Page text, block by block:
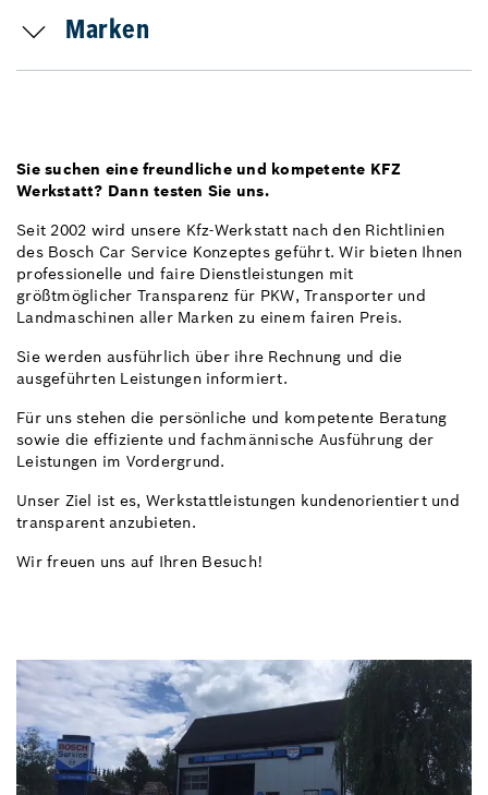
Marken
Sie suchen eine freundliche und kompetente KFZ
Werkstatt? Dann testen Sie uns.
Seit 2002 wird unsere Kfz-Werkstatt nach den Richtlinien
des Bosch Car Service Konzeptes geführt. Wir bieten Ihnen
professionelle und faire Dienstleistungen mit
größtmöglicher Transparenz für PKW, Transporter und
Landmaschinen aller Marken zu einem fairen Preis.
Sie werden ausführlich über ihre Rechnung und die
ausgeführten Leistungen informiert.
Für uns stehen die persönliche und kompetente Beratung
sowie die effiziente und fachmännische Ausführung der
Leistungen im Vordergrund.
Unser Ziel ist es, Werkstattleistungen kundenorientiert und
transparent anzubieten.
Wir freuen uns auf Ihren Besuch!